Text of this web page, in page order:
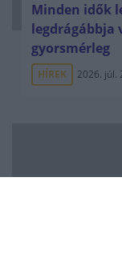
Minden idők
legdrágábbja
gyorsmérleg
HÍREK 2026. júl.